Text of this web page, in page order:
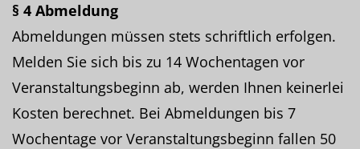
§ 4 Abmeldung
Abmeldungen müssen stets schriftlich erfolgen.
Melden Sie sich bis zu 14 Wochentagen vor
Veranstaltungsbeginn ab, werden Ihnen keinerlei
Kosten berechnet. Bei Abmeldungen bis 7
Wochentage vor Veranstaltungsbeginn fallen 50